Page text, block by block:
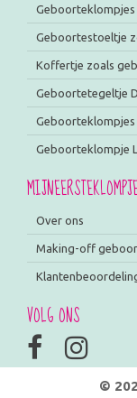
Geboortestoeltje
Koffertje zoals
Geboortetegeltje
Geboorteklompjes
Geboorteklompje
Over ons
Making-off
VOLG ONS
©